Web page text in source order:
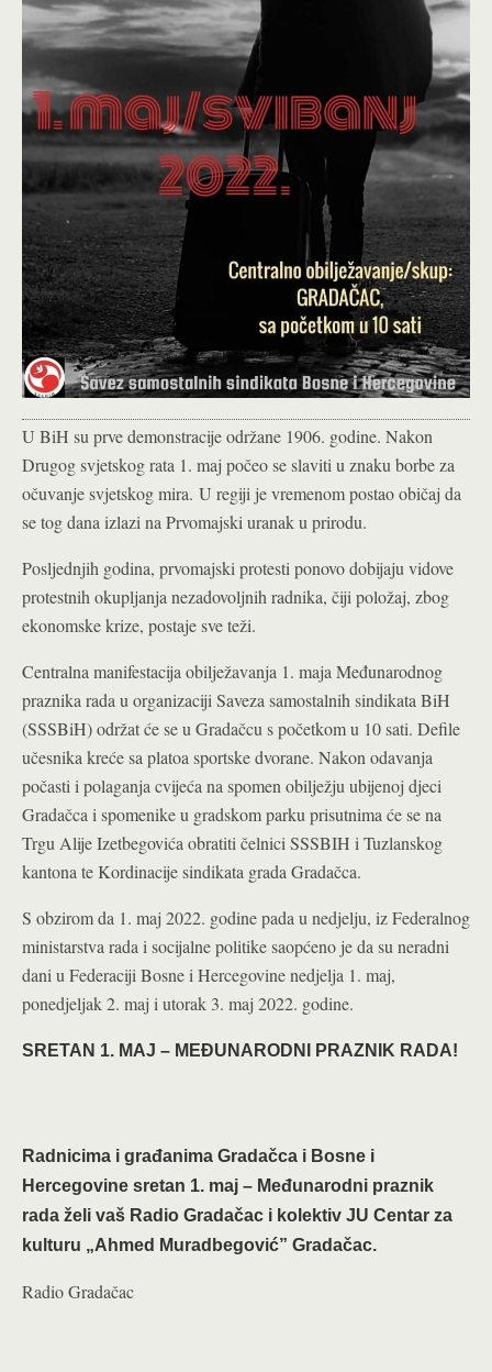
U BiH su prve demonstracije održane 1906. godine. Nakon
Drugog svjetskog rata 1. maj počeo se slaviti u znaku borbe za
očuvanje svjetskog mira. U regiji je vremenom postao običaj da
se tog dana izlazi na Prvomajski uranak u prirodu.
Posljednjih godina, prvomajski protesti ponovo dobijaju vidove
protestnih okupljanja nezadovoljnih radnika, čiji položaj, zbog
ekonomske krize, postaje sve teži.
Centralna manifestacija obilježavanja 1. maja Međunarodnog
praznika rada u organizaciji Saveza samostalnih sindikata BiH
(SSSBiH) održat će se u Gradačcu s početkom u 10 sati. Defile
učesnika kreće sa platoa sportske dvorane. Nakon odavanja
počasti i polaganja cvijeća na spomen obilježju ubijenoj djeci
Gradačca i spomenike u gradskom parku prisutnima će se na
Trgu Alije Izetbegovića obratiti čelnici SSSBIH i Tuzlanskog
kantona te Kordinacije sindikata grada Gradačca.
S obzirom da 1. maj 2022. godine pada u nedjelju, iz Federalnog
ministarstva rada i socijalne politike saopćeno je da su neradni
dani u Federaciji Bosne i Hercegovine nedjelja 1. maj,
ponedjeljak 2. maj i utorak 3. maj 2022. godine.
SRETAN 1. MAJ – MEĐUNARODNI PRAZNIK RADA!
Radnicima i građanima Gradačca i Bosne i
Hercegovine sretan 1. maj – Međunarodni praznik
rada želi vaš Radio Gradačac i kolektiv JU Centar za
kulturu „Ahmed Muradbegović” Gradačac.
Radio Gradačac